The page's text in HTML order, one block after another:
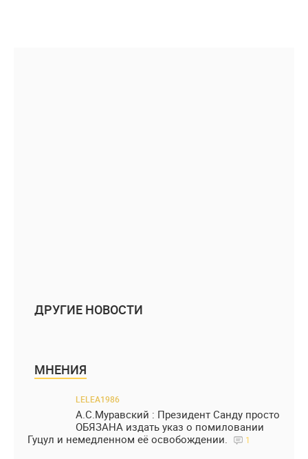
ДРУГИЕ НОВОСТИ
МНЕНИЯ
LELEA1986
А.С.Муравский : Президент Санду просто
ОБЯЗАНА издать указ о помиловании
Гуцул и немедленном её освобождении.
1